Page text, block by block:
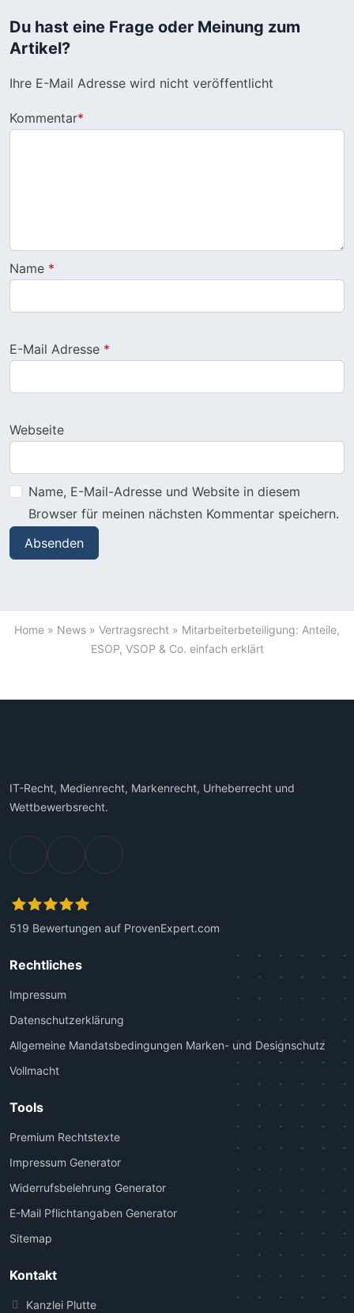
Du hast eine Frage oder Meinung zum
Artikel?
Ihre E-Mail Adresse wird nicht veröffentlicht
Kommentar*
Name *
E-Mail Adresse *
Webseite
Name, E-Mail-Adresse und Website in diesem
Browser für meinen nächsten Kommentar speichern.
Home » News » Vertragsrecht » Mitarbeiterbeteiligung: Anteile,
ESOP, VSOP & Co. einfach erklärt
IT-Recht, Medienrecht, Markenrecht, Urheberrecht und
Wettbewerbsrecht.
519 Bewertungen auf ProvenExpert.com
Rechtliches
Impressum
Datenschutzerklärung
Allgemeine Mandatsbedingungen Marken- und Designschutz
Vollmacht
Tools
Premium Rechtstexte
Impressum Generator
Widerrufsbelehrung Generator
E-Mail Pflichtangaben Generator
Sitemap
Kontakt
Kanzlei Plutte